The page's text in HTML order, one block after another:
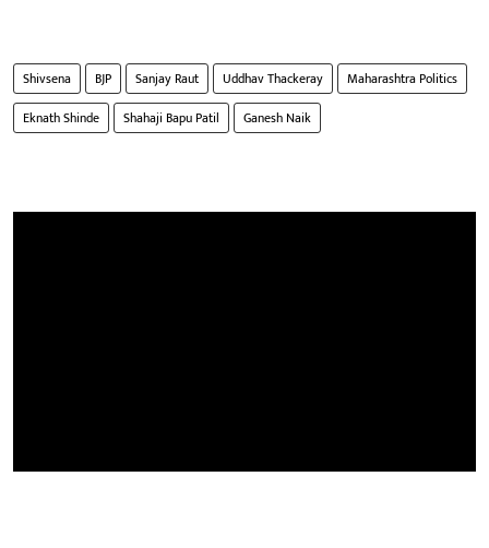
Shivsena BJP Sanjay Raut Uddhav Thackeray
Maharashtra Politics
Eknath Shinde
Shahaji Bapu Patil Ganesh Naik